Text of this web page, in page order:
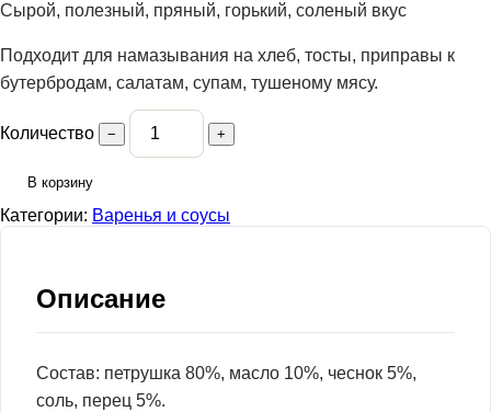
Сырой, полезный, пряный, горький, соленый вкус
Подходит для намазывания на хлеб, тосты, приправы к
бутербродам, салатам, супам, тушеному мясу.
Количество − +
В корзину
Категории: Варенья и соусы
Описание
Состав: петрушка 80%, масло 10%, чеснок 5%,
соль, перец 5%.